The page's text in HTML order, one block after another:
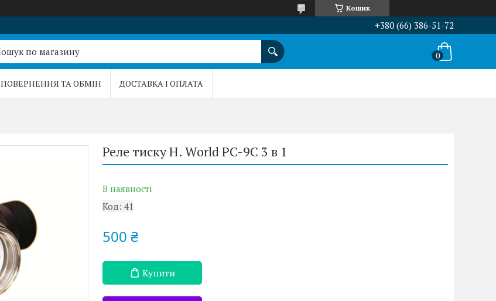
Кошик
+380 (66) 386-51-72
ПОВЕРНЕННЯ ТА ОБМІН ДОСТАВКА І ОПЛАТА
Реле тиску H. World PC-9С 3 в 1
В наявності
Код: 41
500 ₴
Купити